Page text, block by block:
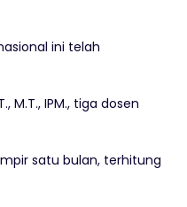
ini telah
M.T., IPM., tiga dosen
satu bulan, terhitung